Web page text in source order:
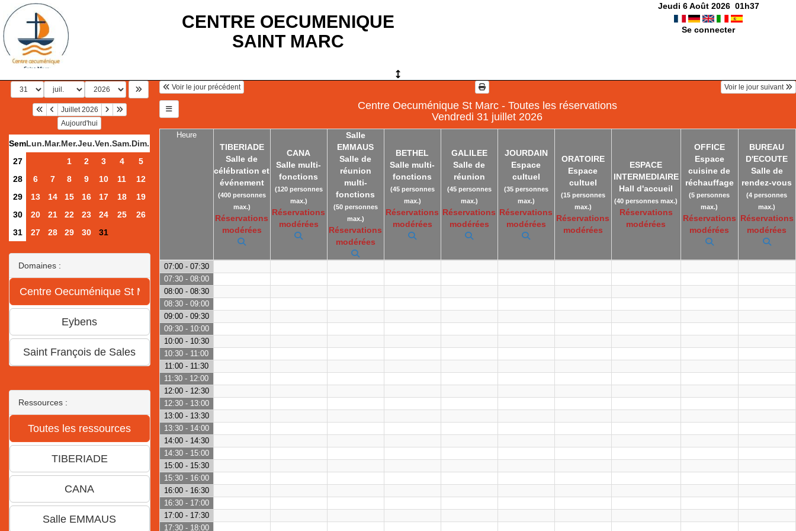
CENTRE OECUMENIQUE
SAINT MARC
Jeudi 6 Août 2026 01h37
Se connecter
Juillet 2026
Aujourd'hui
SemLun.Mar.Mer.Jeu.Ven.Sam.Dim.
27
1 2 3 4
5
28
6 7 8 9 10 11
12
29
13 14 15 16 17 18
19
30
20 21 22 23 24 25
26
31
27 28 29 30 31
Domaines :
Ressources :
Voir le jour précédent Voir le jour suivant
Centre Oecuménique St Marc - Toutes les réservations
Vendredi 31 juillet 2026
Heure
TIBERIADE
Salle de
célébration et
événement
(400 personnes
max.)
Réservations
modérées
CANA
Salle multi-
fonctions
(120 personnes
max.)
Réservations
modérées
Salle
EMMAUS
Salle de
réunion
multi-
fonctions
(50 personnes
max.)
Réservations
modérées
BETHEL
Salle multi-
fonctions
(45 personnes
max.)
Réservations
modérées
GALILEE
Salle de
réunion
(45 personnes
max.)
Réservations
modérées
JOURDAIN
Espace
cultuel
(35 personnes
max.)
Réservations
modérées
ORATOIRE
Espace
cultuel
(15 personnes
max.)
Réservations
modérées
ESPACE
INTERMEDIAIRE
Hall d'accueil
(40 personnes max.)
Réservations
modérées
OFFICE
Espace
cuisine de
réchauffage
(5 personnes
max.)
Réservations
modérées
BUREAU
D'ECOUTE
Salle de
rendez-vous
(4 personnes
max.)
Réservations
modérées
07:00 - 07:30
07:30 - 08:00
08:00 - 08:30
08:30 - 09:00
09:00 - 09:30
09:30 - 10:00
10:00 - 10:30
10:30 - 11:00
11:00 - 11:30
11:30 - 12:00
12:00 - 12:30
12:30 - 13:00
13:00 - 13:30
13:30 - 14:00
14:00 - 14:30
14:30 - 15:00
15:00 - 15:30
15:30 - 16:00
16:00 - 16:30
16:30 - 17:00
17:00 - 17:30
17:30 - 18:00